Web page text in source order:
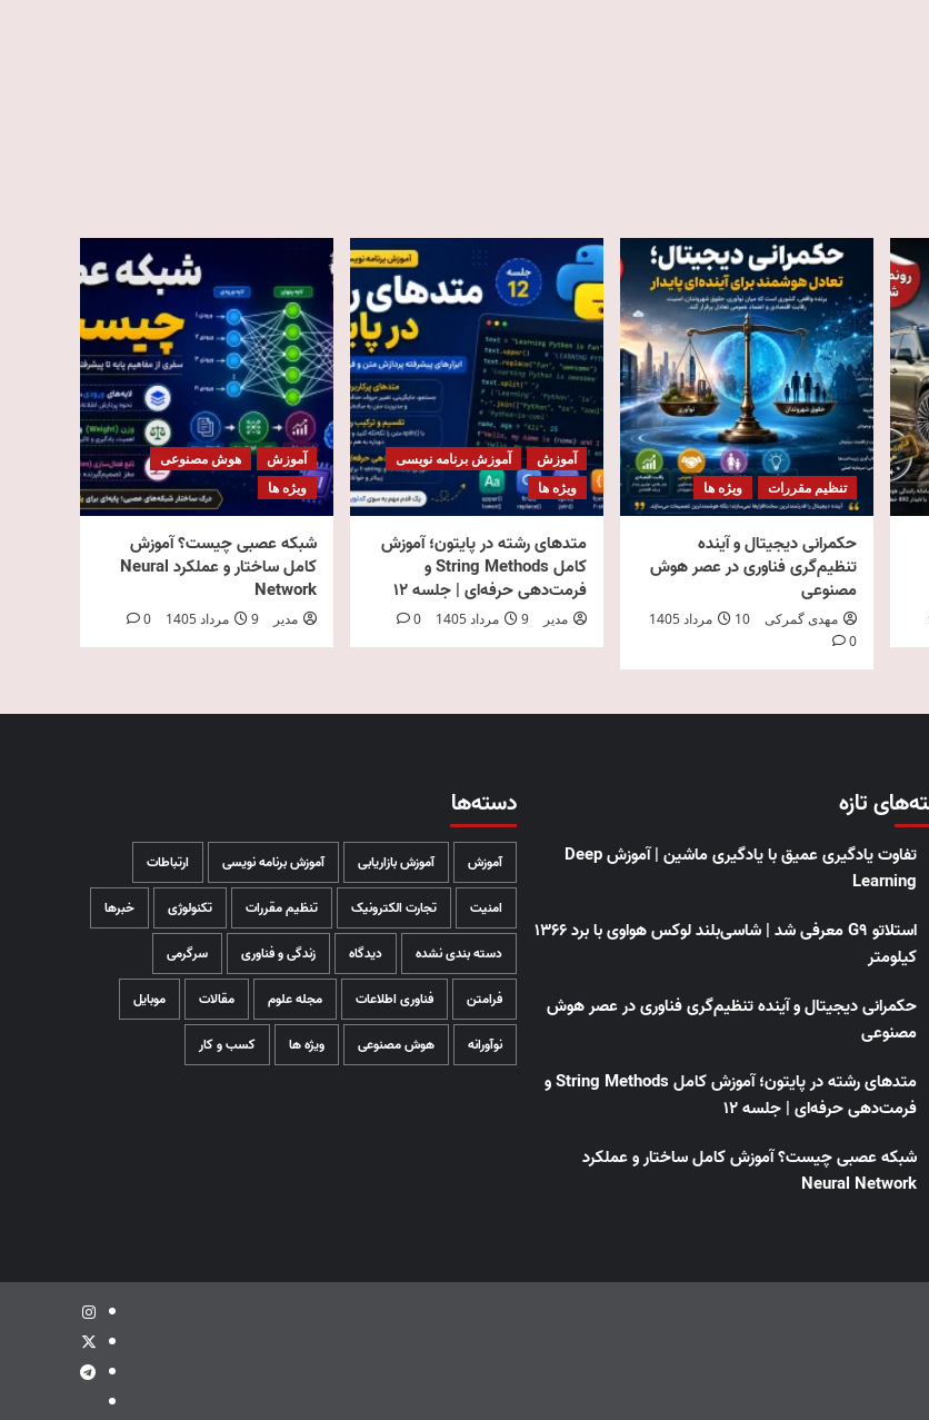
تنظیم مقررات ویژه ها
حکمرانی دیجیتال و آینده
تنظیم‌گری فناوری در عصر هوش
مصنوعی
مهدی گمرکی
10 مرداد 1405
0
آموزش
آموزش برنامه نویسی
ویژه ها
متدهای رشته در پایتون؛ آموزش
کامل String Methods و
فرمت‌دهی حرفه‌ای | جلسه ۱۲
مدیر 9 مرداد 1405 0
آموزش
هوش مصنوعی
ویژه ها
شبکه عصبی چیست؟ آموزش
کامل ساختار و عملکرد Neural
Network
مدیر 9 مرداد 1405 0
تازه
تفاوت یادگیری عمیق با یادگیری ماشین | آموزش Deep
Learning
استلاتو G9 معرفی شد | شاسی‌بلند لوکس هواوی با برد ۱۳۶۶
کیلومتر
حکمرانی دیجیتال و آینده تنظیم‌گری فناوری در عصر هوش
مصنوعی
متدهای رشته در پایتون؛ آموزش کامل String Methods و
فرمت‌دهی حرفه‌ای | جلسه ۱۲
شبکه عصبی چیست؟ آموزش کامل ساختار و عملکرد
Neural Network
دسته‌ها
آموزش آموزش بازاریابی آموزش برنامه نویسی ارتباطات
امنیت تجارت الکترونیک تنظیم مقررات تکنولوژی خبرها
دسته بندی نشده دیدگاه زندگی و فناوری سرگرمی
فرامتن فناوری اطلاعات مجله علوم مقالات موبایل
نوآورانه هوش مصنوعی ویژه ها کسب و کار
اینستاگرام
توئیتر
تلگرام